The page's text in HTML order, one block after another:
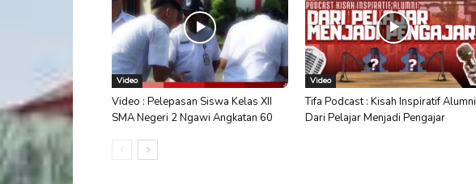
Video
Video : Pelepasan Siswa Kelas XII
SMA Negeri 2 Ngawi Angkatan 60
Video
Tifa Podcast : Kisah Inspiratif Alumni
Dari Pelajar Menjadi Pengajar